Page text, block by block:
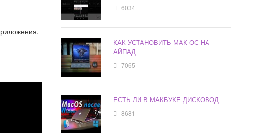
6034
КАК УСТАНОВИТЬ МАК ОС НА
АЙПАД
7065
ЕСТЬ ЛИ В МАКБУКЕ ДИСКОВОД
8681